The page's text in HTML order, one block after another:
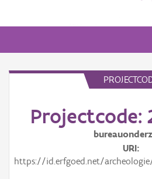
Projectcode:
URI
https://id.erfgoed.net/